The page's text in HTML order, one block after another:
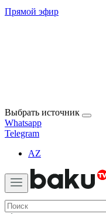
Прямой эфир
Выбрать источник
Whatsapp
Telegram
AZ